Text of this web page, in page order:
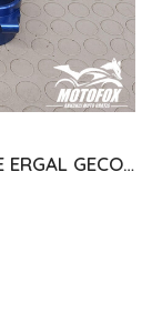
PIASTRE YAMAHA YZF YZ WRF NUOVE ERGAL GECO RISER